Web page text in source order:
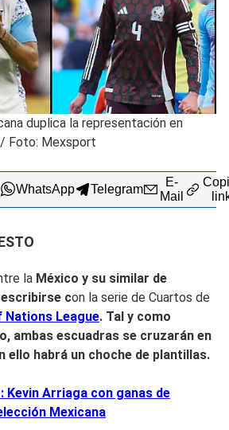
duplica la representación en
/ Foto: Mexsport
WhatsApp Telegram
E-
Mail
la México y su similar de
con la serie de Cuartos de
Nations League. Tal y como
ambas escuadras se cruzarán en
ello habrá un choche de plantillas.
Kevin Arriaga con ganas de
Mexicana